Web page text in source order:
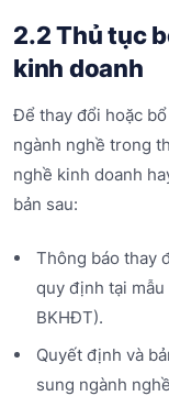
2.2 Thủ tục
kinh doanh
Để thay đổi hoặc
ngành nghề trong
nghề kinh doanh
bản sau:
Thông báo thay
quy định tại
BKHĐT).
Quyết định và
sung ngành